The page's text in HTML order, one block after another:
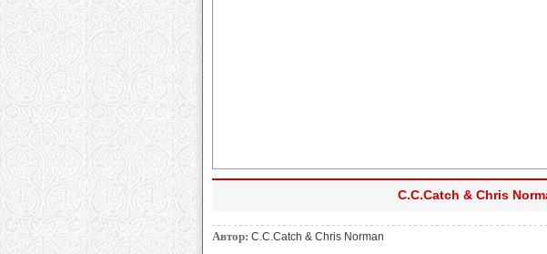
C.C.Catch & Chris
Автор: C.C.Catch & Chris Norman